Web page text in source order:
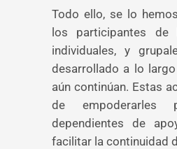
Todo ello, se lo
los participantes de
individuales, y
desarrollado a lo
aún continúan. Estas
de
dependientes de
facilitar la continuidad